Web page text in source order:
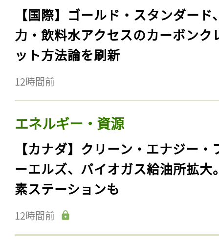
【国際】ゴールド・スタンダード
力・飲料水アクセスのカーボンク
ット方法論を刷新
12時間前
エネルギー・資源
【カナダ】クリーン・エナジー・
ーエルズ、バイオガス給油所拡大
素ステーションも
12時間前